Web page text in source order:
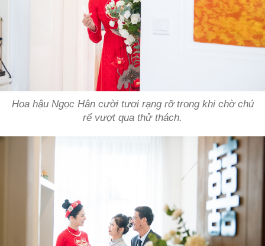
Hoa hậu Ngọc Hân cười tươi rạng rỡ trong khi chờ chú
rể vượt qua thử thách.